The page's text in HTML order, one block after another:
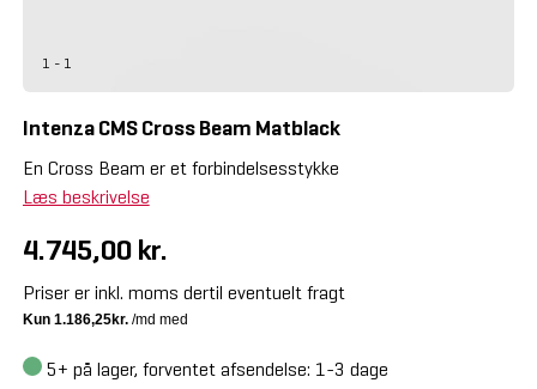
1 - 1
Intenza CMS Cross Beam Matblack
En Cross Beam er et forbindelsesstykke
Læs beskrivelse
4.745,00 kr.
Priser er inkl. moms dertil eventuelt fragt
5+ på lager, forventet afsendelse: 1-3 dage